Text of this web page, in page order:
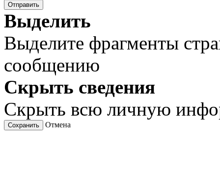
Отправить
Выделить
Выделите фрагменты
сообщению
Скрыть сведения
Скрыть всю личную
Сохранить Отмена